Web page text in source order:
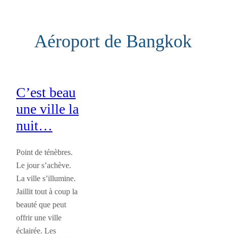
Aéroport de Bangkok
C’est beau
une ville la
nuit…
Point de ténèbres.
Le jour s’achève.
La ville s’illumine.
Jaillit tout à coup la
beauté que peut
offrir une ville
éclairée. Les